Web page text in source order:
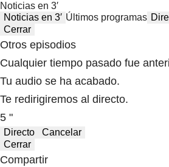
Noticias en 3′
Noticias en 3′ Últimos programas
Cerrar
Otros episodios
Cualquier tiempo pasado fue
Tu audio se ha acabado.
Te redirigiremos al directo.
5 "
Directo
Cancelar
Cerrar
Compartir